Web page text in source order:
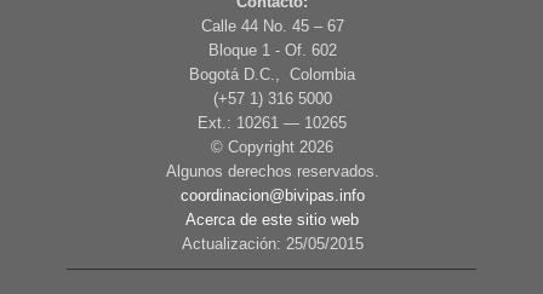
Calle 44 No. 45 – 67
Bloque 1 - Of. 602
Bogotá D.C., Colombia
(+57 1) 316 5000
Ext.: 10261 — 10265
© Copyright 2026
Algunos derechos reservados.
coordinacion@bivipas.info
Acerca de este sitio web
Actualización: 25/05/2015